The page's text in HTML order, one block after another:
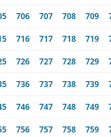
706 707 708 709
716 717 718 719
726 727 728 729
736 737 738 739
746 747 748 749
756 757 758 759